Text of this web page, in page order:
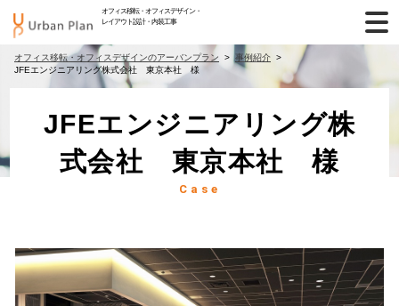
オフィス移転・オフィスデザイン・
レイアウト設計・内装工事
オフィス移転・オフィスデザインのアーバンプラン
事例紹介
JFEエンジニアリング株式会社 東京本社 様
JFEエンジニアリング株
式会社 東京本社 様
Case